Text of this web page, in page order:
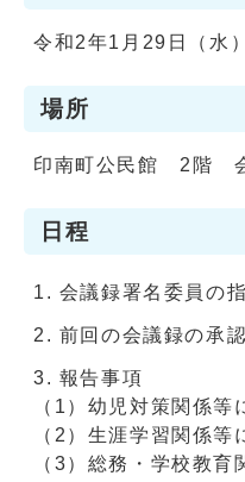
令和2年1月29日（水
場所
印南町公民館 2階
日程
会議録署名委員の
前回の会議録の承
報告事項
（1）幼児対策関係等
（2）生涯学習関係等
（3）総務・学校教育